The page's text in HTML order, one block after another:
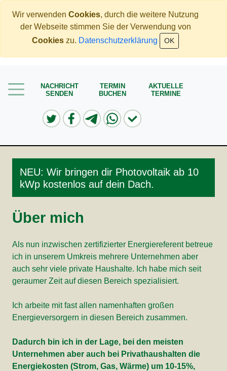
Wir verwenden Cookies, durch die weitere Nutzung
der Webseite stimmen Sie der Verwendung von
Cookies zu. Datenschutzerklärung OK
NACHRICHT
SENDEN
TERMIN
BUCHEN
AKTUELLE
TERMINE
Mehr Geld verdienen
Meine Angebote
NEU: Wir bringen dir Photovoltaik ab 10
kWp kostenlos auf dein Dach.
Über mich
Als nun inzwischen zertifizierter Energiereferent betreue
ich in unserem Umkreis mehrere Unternehmen aber
auch sehr viele private Haushalte. Ich habe mich seit
geraumer Zeit auf diesen Bereich spezialisiert.
Ich arbeite mit fast allen namenhaften großen
Energieversorgern in diesen Bereich zusammen.
Dadurch bin ich in der Lage, bei den meisten
Unternehmen aber auch bei Privathaushalten die
Energiekosten (Strom, Gas, Wärme) um 10-15%,